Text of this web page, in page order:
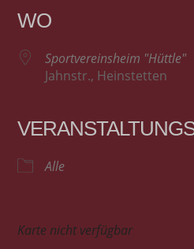
WO
Sportvereinsheim "Hüttle"
Jahnstr., Heinstetten
Alle
Karte nicht verfügbar